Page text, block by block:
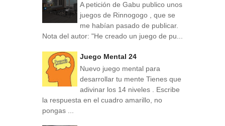
A petición de Gabu publico unos
juegos de Rinnogogo , que se
me habían pasado de publicar.
Nota del autor: "He creado un juego de pu...
Juego Mental 24
Nuevo juego mental para
desarrollar tu mente Tienes que
adivinar los 14 niveles . Escribe
la respuesta en el cuadro amarillo, no
pongas ...